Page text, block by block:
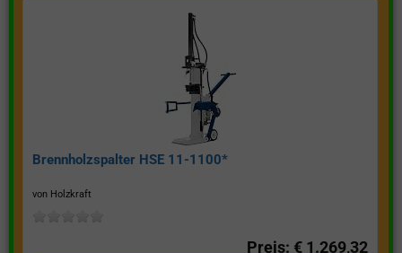
Brennholzspalter HSE 11-1100*
von Holzkraft
Preis: € 1.269,32